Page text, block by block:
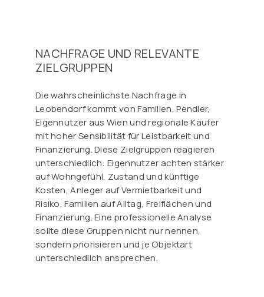
NACHFRAGE UND RELEVANTE
ZIELGRUPPEN
Die wahrscheinlichste Nachfrage in
Leobendorf kommt von Familien, Pendler,
Eigennutzer aus Wien und regionale Käufer
mit hoher Sensibilität für Leistbarkeit und
Finanzierung. Diese Zielgruppen reagieren
unterschiedlich: Eigennutzer achten stärker
auf Wohngefühl, Zustand und künftige
Kosten, Anleger auf Vermietbarkeit und
Risiko, Familien auf Alltag, Freiflächen und
Finanzierung. Eine professionelle Analyse
sollte diese Gruppen nicht nur nennen,
sondern priorisieren und je Objektart
unterschiedlich ansprechen.